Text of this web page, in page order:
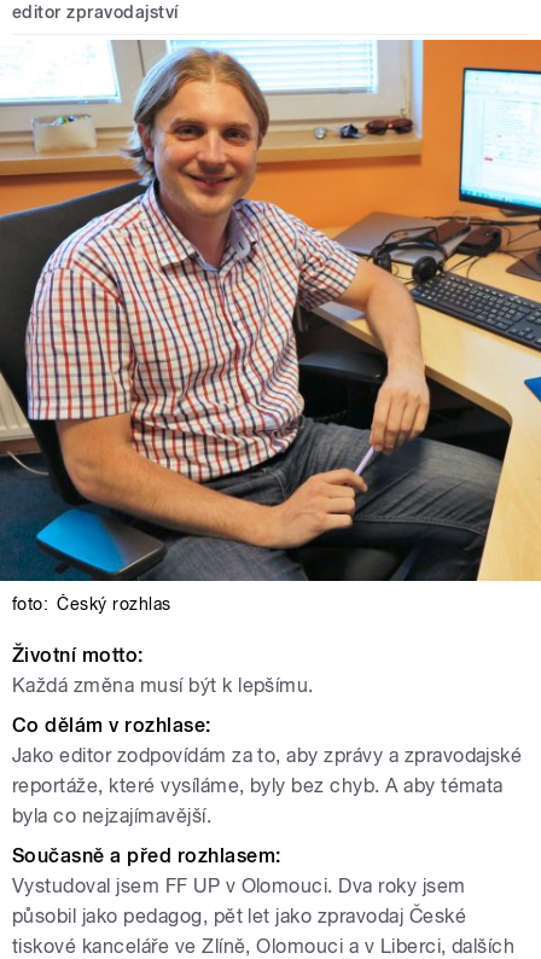
editor zpravodajství
foto: Český rozhlas
Životní motto:
Každá změna musí být k lepšímu.
Co dělám v rozhlase:
Jako editor zodpovídám za to, aby zprávy a zpravodajské
reportáže, které vysíláme, byly bez chyb. A aby témata
byla co nejzajímavější.
Současně a před rozhlasem:
Vystudoval jsem FF UP v Olomouci. Dva roky jsem
působil jako pedagog, pět let jako zpravodaj České
tiskové kanceláře ve Zlíně, Olomouci a v Liberci, dalších